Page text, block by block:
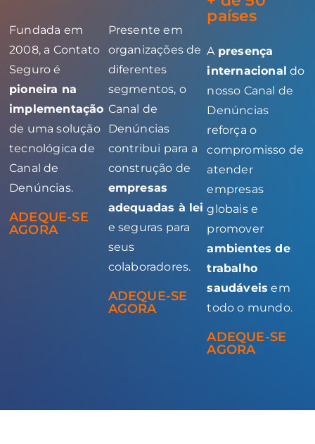
Fundada em
2008, a Contato
Seguro é
pioneira na
implementação
de uma solução
tecnológica de
Canal de
Denúncias.
ADEQUE-SE
AGORA
Presente em
organizações de
diferentes
segmentos, o
Canal de
Denúncias
contribui para a
construção de
empresas
adequadas à lei
e seguras para
seus
colaboradores.
ADEQUE-SE
AGORA
países
A presença
internacional do
nosso Canal de
Denúncias
reforça o
compromisso de
atender
empresas
globais e
promover
ambientes de
trabalho
saudáveis em
todo o mundo.
ADEQUE-SE
AGORA